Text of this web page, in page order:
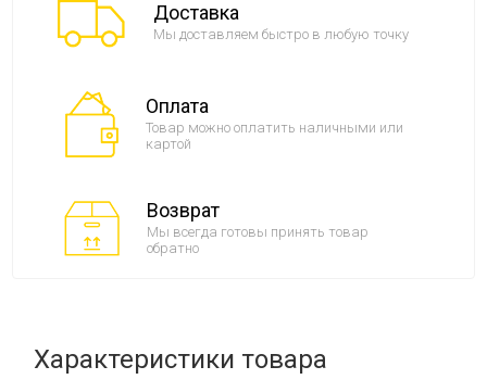
Доставка
Мы доставляем быстро в любую точку
Оплата
Товар можно оплатить наличными или
картой
Возврат
Мы всегда готовы принять товар
обратно
Характеристики товара